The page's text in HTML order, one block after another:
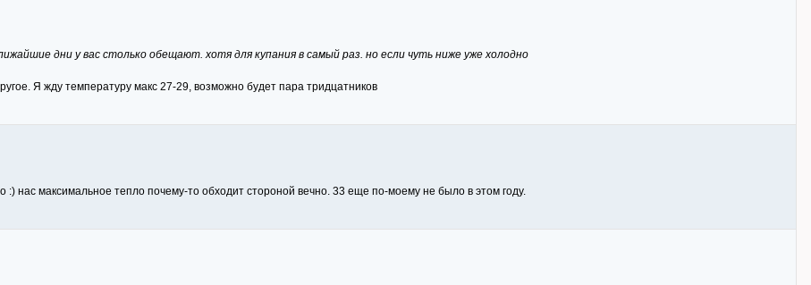
дни у вас столько обещают. хотя для купания в самый раз. но если чуть ниже уже холодно
Я жду температуру макс 27-29, возможно будет пара тридцатников
:) нас максимальное тепло почему-то обходит стороной вечно. 33 еще по-моему не было в этом году.